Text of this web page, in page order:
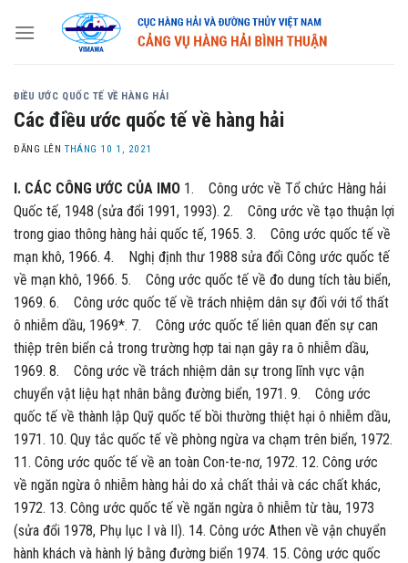
ĐIỀU ƯỚC QUỐC TẾ VỀ HÀNG HẢI
Các điều ước quốc tế về hàng hải
ĐĂNG LÊNTHÁNG 10 1, 2021
I. CÁC CÔNG ƯỚC CỦA IMO 1. Công ước về Tổ chức Hàng hải
Quốc tế, 1948 (sửa đổi 1991, 1993). 2. Công ước về tạo thuận lợi
trong giao thông hàng hải quốc tế, 1965. 3. Công ước quốc tế về
mạn khô, 1966. 4. Nghị định thư 1988 sửa đổi Công ước quốc tế
về mạn khô, 1966. 5. Công ước quốc tế về đo dung tích tàu biển,
1969. 6. Công ước quốc tế về trách nhiệm dân sự đối với tổ thất
ô nhiễm dầu, 1969*. 7. Công ước quốc tế liên quan đến sự can
thiệp trên biển cả trong trường hợp tai nạn gây ra ô nhiễm dầu,
1969. 8. Công ước về trách nhiệm dân sự trong lĩnh vực vận
chuyển vật liệu hạt nhân bằng đường biển, 1971. 9. Công ước
quốc tế về thành lập Quỹ quốc tế bồi thường thiệt hại ô nhiễm dầu,
1971. 10. Quy tắc quốc tế về phòng ngừa va chạm trên biển, 1972.
11. Công ước quốc tế về an toàn Con-te-nơ, 1972. 12. Công ước
về ngăn ngừa ô nhiễm hàng hải do xả chất thải và các chất khác,
1972. 13. Công ước quốc tế về ngăn ngừa ô nhiễm từ tàu, 1973
(sửa đổi 1978, Phụ lục I và II). 14. Công ước Athen về vận chuyển
hành khách và hành lý bằng đường biển 1974. 15. Công ước quốc